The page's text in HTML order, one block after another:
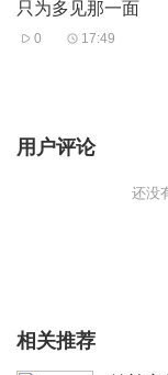
只为多见那一面
0 17:49
用户评论
还没
相关推荐